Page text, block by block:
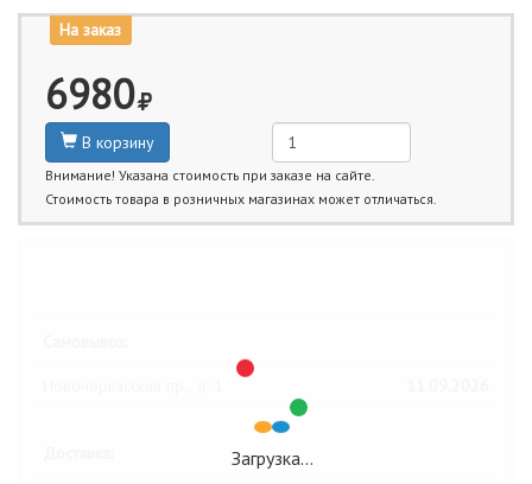
На заказ
6980
В корзину
Внимание! Указана стоимость при заказе на сайте.
Стоимость товара в розничных магазинах может отличаться.
Загрузка…